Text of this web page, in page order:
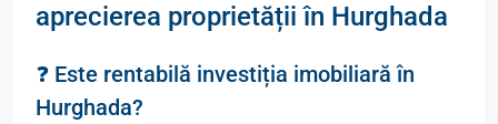
aprecierea proprietății în Hurghada
❓ Este rentabilă investiția imobiliară în
Hurghada?